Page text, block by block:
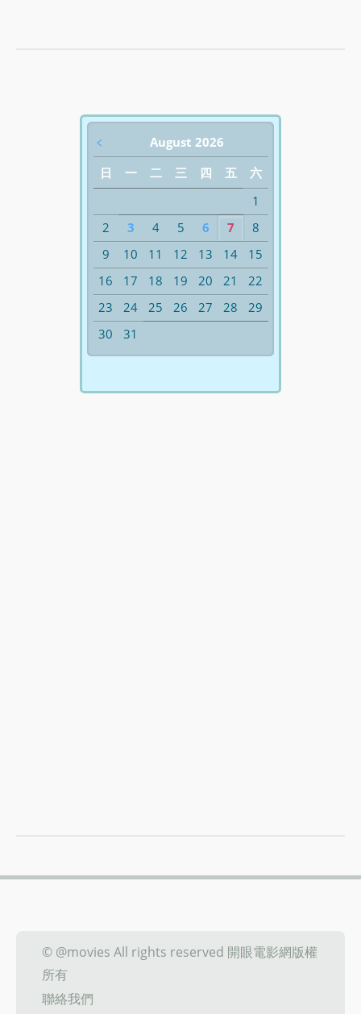
August 2026
﹤
日
一 二 三 四 五
六
1
2
3 4 5 6 7
8
9
10 11 12 13 14
15
16
17 18 19 20 21
22
23
24 25 26 27 28
29
30
31
© @movies All rights reserved 開眼電影網版權
所有
聯絡我們